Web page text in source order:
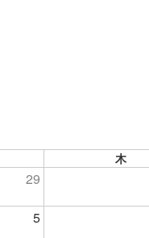
木
29
5